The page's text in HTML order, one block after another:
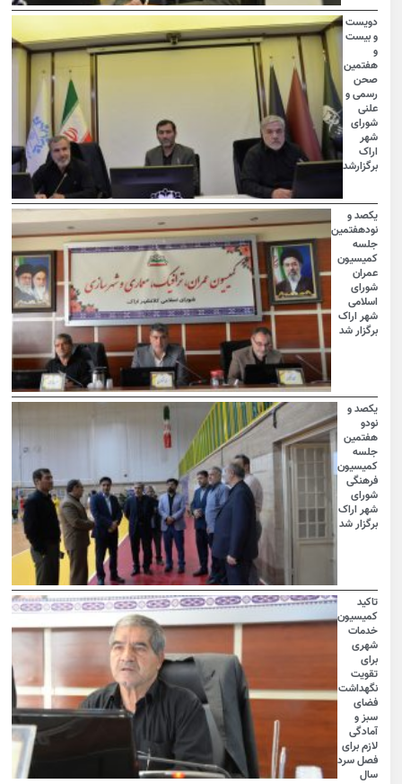
دویست
و بیست
هفتمین
صحن
رسمی و
علنی
شورای
شهر
اراک
برگزارشد
یکصد و
نودهفتمین
جلسه
کمیسیون
عمران
شورای
اسلامی
شهر اراک
برگزار شد
یکصد و
نودو
هفتمین
جلسه
کمیسیون
فرهنگی
شورای
شهر اراک
برگزار شد
تاکید
کمیسیون
خدمات
شهری
برای
تقویت
نگهداشت
فضای
سبز و
آمادگی
لازم برای
فصل سرد
سال